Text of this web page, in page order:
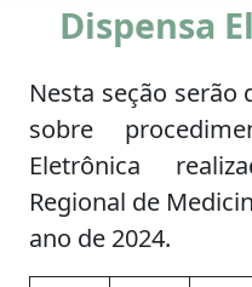
Dispensa
Nesta seção serão
sobre
Eletrônica
Regional de
ano de 2024.